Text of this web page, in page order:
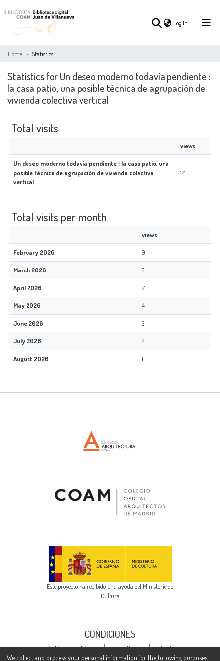
Log In (current)
Log In(current)
Home Statistics
Statistics for Un deseo moderno todavía pendiente :
la casa patio, una posible técnica de agrupación de
vivienda colectiva vertical
Total visits
views
Un deseo moderno todavía pendiente : la casa patio, una
posible técnica de agrupación de vivienda colectiva
vertical
121
Total visits per month
views
February 2026 9
March 2026 3
April 2026 7
May 2026 4
June 2026 3
July 2026 2
August 2026 1
Este proyecto ha recibido una ayuda del Ministerio de
Cultura
CONDICIONES
Cookie
settings
Privacy
policy
End User
Agreement
Send
Feedback
We collect and process your personal information for the following purposes: